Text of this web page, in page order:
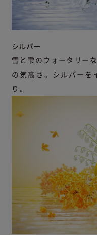
シルバー
雪と雫のウォータリー
の気高さ。シルバーを
り。